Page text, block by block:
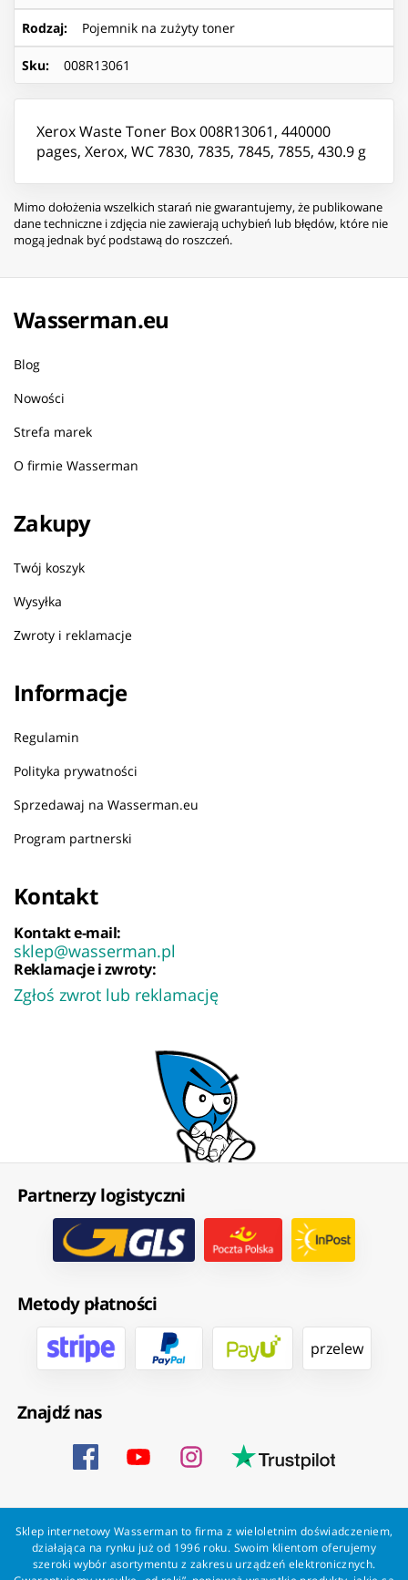
Rodzaj: Pojemnik na zużyty toner
Sku: 008R13061
Xerox Waste Toner Box 008R13061, 440000
pages, Xerox, WC 7830, 7835, 7845, 7855, 430.9 g
Mimo dołożenia wszelkich starań nie gwarantujemy, że publikowane
dane techniczne i zdjęcia nie zawierają uchybień lub błędów, które nie
mogą jednak być podstawą do roszczeń.
Wasserman.eu
Blog
Nowości
Strefa marek
O firmie Wasserman
Zakupy
Twój koszyk
Wysyłka
Zwroty i reklamacje
Informacje
Regulamin
Polityka prywatności
Sprzedawaj na Wasserman.eu
Program partnerski
Kontakt
Kontakt e-mail:
sklep@wasserman.pl
Reklamacje i zwroty:
Zgłoś zwrot lub reklamację
Partnerzy logistyczni
Metody płatności
przelew
Znajdź nas
Sklep internetowy Wasserman to firma z wieloletnim doświadczeniem,
działająca na rynku już od 1996 roku. Swoim klientom oferujemy
szeroki wybór asortymentu z zakresu urządzeń elektronicznych.